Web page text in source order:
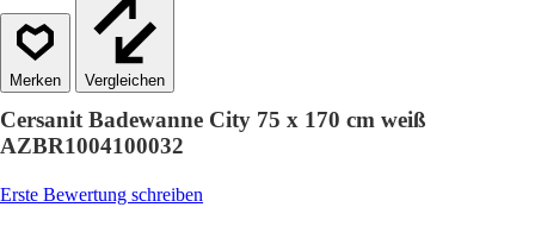
Vergleichen
Cersanit Badewanne City 75 x 170 cm weiß
AZBR1004100032
Erste Bewertung schreiben